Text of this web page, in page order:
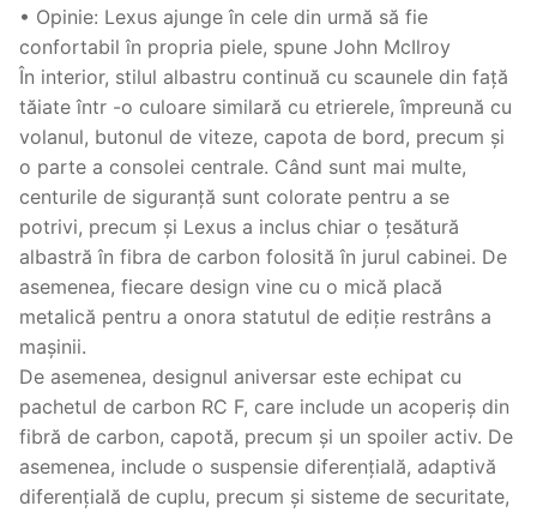
• Opinie: Lexus ajunge în cele din urmă să fie
confortabil în propria piele, spune John McIlroy
În interior, stilul albastru continuă cu scaunele din față
tăiate într -o culoare similară cu etrierele, împreună cu
volanul, butonul de viteze, capota de bord, precum și
o parte a consolei centrale. Când sunt mai multe,
centurile de siguranță sunt colorate pentru a se
potrivi, precum și Lexus a inclus chiar o țesătură
albastră în fibra de carbon folosită în jurul cabinei. De
asemenea, fiecare design vine cu o mică placă
metalică pentru a onora statutul de ediție restrâns a
mașinii.
De asemenea, designul aniversar este echipat cu
pachetul de carbon RC F, care include un acoperiș din
fibră de carbon, capotă, precum și un spoiler activ. De
asemenea, include o suspensie diferențială, adaptivă
diferențială de cuplu, precum și sisteme de securitate,